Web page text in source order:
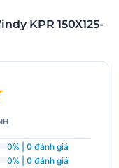
KPR 150X125-
0% | 0 đánh giá
0% | 0 đánh giá